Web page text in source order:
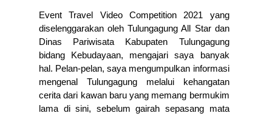
Event Travel Video Competition 2021 yang
diselenggarakan oleh Tulungagung All Star dan
Dinas Pariwisata Kabupaten Tulungagung
bidang Kebudayaan, mengajari saya banyak
hal. Pelan-pelan, saya mengumpulkan informasi
mengenal Tulungagung melalui kehangatan
cerita dari kawan baru yang memang bermukim
lama di sini, sebelum gairah sepasang mata